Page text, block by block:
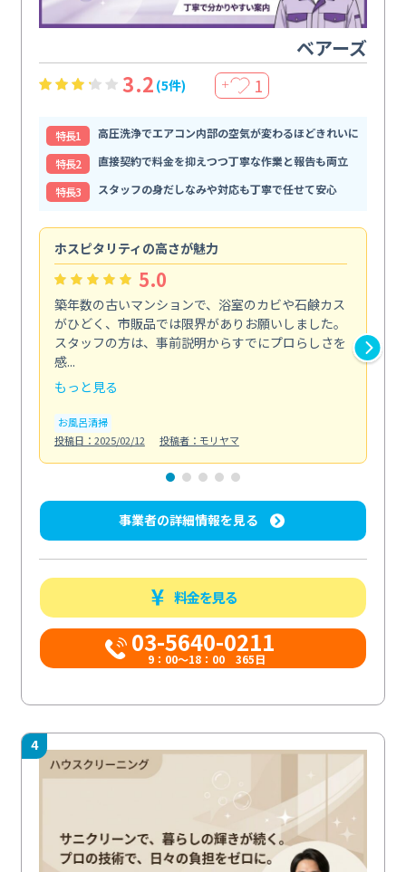
ベアーズ
3.2 (5件) ＋ 1
特⻑1
高圧洗浄でエアコン内部の空気が変わるほどきれいに
特⻑2
直接契約で料金を抑えつつ丁寧な作業と報告も両立
特⻑3
スタッフの身だしなみや対応も丁寧で任せて安心
ホスピタリティの高さが魅力
5.0
築年数の古いマンションで、浴室のカビや石鹸カス
がひどく、市販品では限界がありお願いしました。
スタッフの方は、事前説明からすでにプロらしさを
感...
もっと見る
お風呂清掃
投稿日：2025/02/12
投稿者：モリヤマ
事業者の詳細情報を見る
料金を見る
03-5640-0211
9：00～18：00 365日
4